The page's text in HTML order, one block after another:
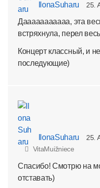
IlonaSuharu 25.
Дааааааааааа, эта
встряхнула, перел
Концерт классный, и
последующие)
IlonaSuharu
25.
VitaMuižniece
Спасибо! Смотрю на
отставать)